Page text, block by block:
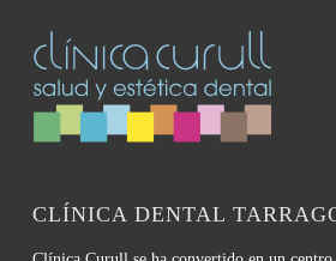
CLÍNICA DENTAL